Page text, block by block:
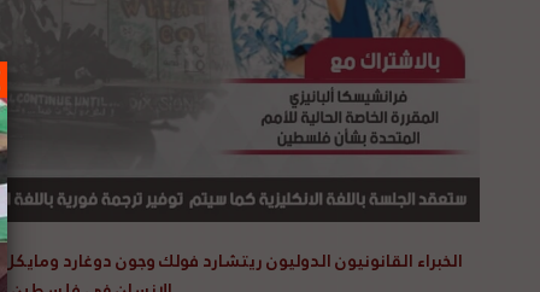
الخبراء القانونيون الدوليون ريتشارد فولك وجون دوغارد